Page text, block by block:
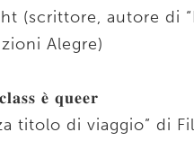
(scrittore, autore di
Alegre)
𝐞̀ 𝐪𝐮𝐞𝐞𝐫
titolo di viaggio” di